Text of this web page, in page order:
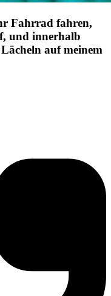
Fahrrad fahren,
und innerhalb
auf meinem